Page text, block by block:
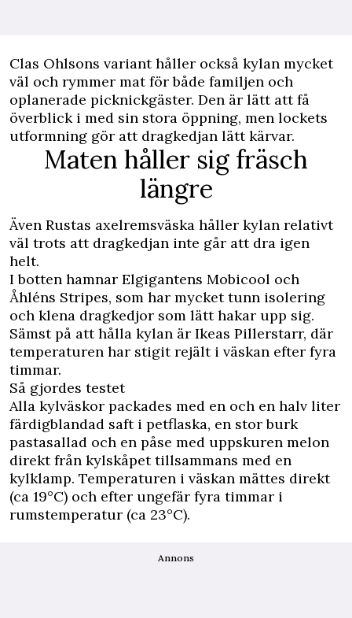
Clas Ohlsons variant håller också kylan mycket
väl och rymmer mat för både familjen och
oplanerade picknickgäster. Den är lätt att få
överblick i med sin stora öppning, men lockets
utformning gör att dragkedjan lätt kärvar.
Maten håller sig fräsch
längre
Även Rustas axelremsväska håller kylan relativt
väl trots att dragkedjan inte går att dra igen
helt.
I botten hamnar Elgigantens Mobicool och
Åhléns Stripes, som har mycket tunn isolering
och klena dragkedjor som lätt hakar upp sig.
Sämst på att hålla kylan är Ikeas Pillerstarr, där
temperaturen har stigit rejält i väskan efter fyra
timmar.
Så gjordes testet
Alla kylväskor packades med en och en halv liter
färdigblandad saft i petflaska, en stor burk
pastasallad och en påse med uppskuren melon
direkt från kylskåpet tillsammans med en
kylklamp. Temperaturen i väskan mättes direkt
(ca 19°C) och efter ungefär fyra timmar i
rumstemperatur (ca 23°C).
Annons